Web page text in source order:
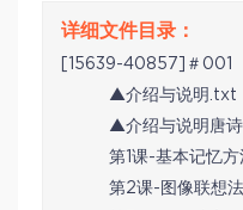
[15639-40857]＃001
▲介绍与说明.txt
▲介绍与说明唐
第1课-基本记忆
第2课-图像联想